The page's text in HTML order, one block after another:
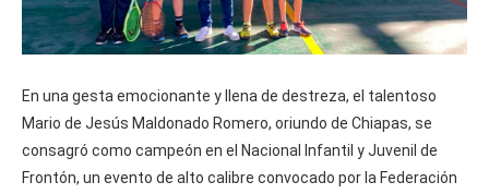
En una gesta emocionante y llena de destreza, el talentoso
Mario de Jesús Maldonado Romero, oriundo de Chiapas, se
consagró como campeón en el Nacional Infantil y Juvenil de
Frontón, un evento de alto calibre convocado por la Federación